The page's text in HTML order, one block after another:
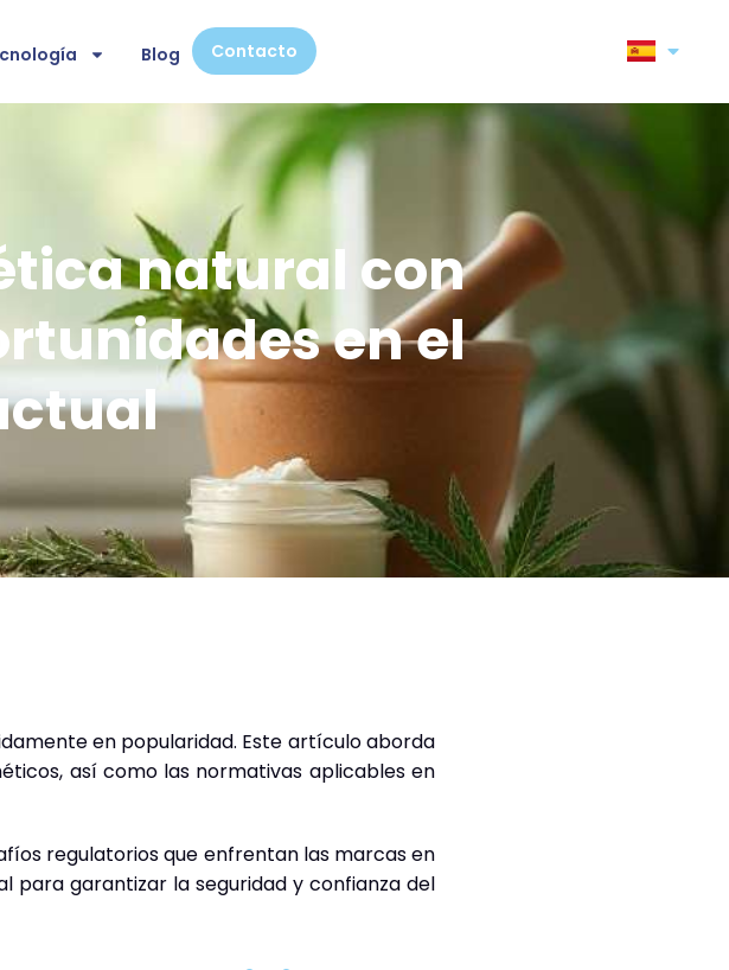
Blog Contacto
natural con
en el
en popularidad. Este artículo aborda
así como las normativas aplicables en
regulatorios que enfrentan las marcas en
para garantizar la seguridad y confianza del